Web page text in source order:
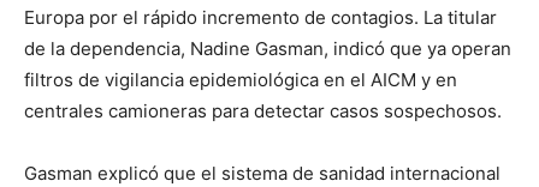
Europa por el rápido incremento de contagios. La titular
de la dependencia, Nadine Gasman, indicó que ya operan
filtros de vigilancia epidemiológica en el AICM y en
centrales camioneras para detectar casos sospechosos.
Gasman explicó que el sistema de sanidad internacional